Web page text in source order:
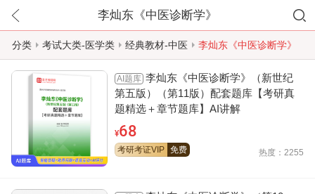
李灿东《中医诊断学》
分类 考试大类-医学类 经典教材-中医 李灿东《中医诊断学》
AI题库 李灿东《中医诊断学》（新世纪
第五版）（第11版）配套题库【考研真
题精选＋章节题库】AI讲解
¥68
考研考证VIP 免费 热度：2255